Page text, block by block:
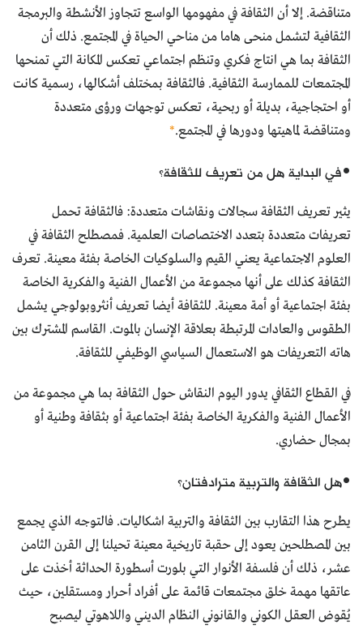
متناقضة. إلا أن الثقافة في مفهومها الواسع تتجاوز الأنشطة والبرمجة
الثقافية لتشمل منحى هاما من مناحي الحياة في المجتمع. ذلك أن
الثقافة بما هي انتاج فكري وتنظم اجتماعي تعكس المكانة التي تمنحها
المجتمعات للممارسة الثقافية. فالثقافة بمختلف أشكالها، رسمية كانت
أو احتجاجية، بديلة أو ربحية، تعكس توجهات ورؤى متعددة
ومتناقضة لماهيتها ودورها في المجتمع.*
•في البداية هل من تعريف للثقافة؟
يثير تعريف الثقافة سجالات ونقاشات متعددة: فالثقافة تحمل
تعريفات متعددة بتعدد الاختصاصات العلمية. فمصطلح الثقافة في
العلوم الاجتماعية يعني القيم والسلوكيات الخاصة بفئة معينة. تعرف
الثقافة كذلك على أنها مجموعة من الأعمال الفنية والفكرية الخاصة
بفئة اجتماعية أو أمة معينة. للثقافة أيضا تعريف أنثروبولوجي يشمل
الطقوس والعادات المرتبطة بعلاقة الإنسان بالموت. القاسم المشترك بين
هاته التعريفات هو الاستعمال السياسي الوظيفي للثقافة.
في القطاع الثقافي يدور اليوم النقاش حول الثقافة بما هي مجموعة من
الأعمال الفنية والفكرية الخاصة بفئة اجتماعية أو بثقافة وطنية أو
بمجال حضاري.
•هل الثقافة والتربية مترادفتان؟
يطرح هذا التقارب بين الثقافة والتربية اشكاليات. فالتوجه الذي يجمع
بين المصطلحين يعود إلى حقبة تاريخية معينة تحيلنا إلى القرن الثامن
عشر، ذلك أن فلسفة الأنوار التي بلورت أسطورة الحداثة أخذت على
عاتقها مهمة خلق مجتمعات قائمة على أفراد أحرار ومستقلين، حيث
يُقوض العقل الكوني والقانوني النظام الديني واللاهوتي ليصبح